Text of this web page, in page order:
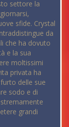
settore la
sfide. Crystal
da
che ha dovuto
e la sua
moltissimi
privata ha
delle sue
sodo e di
grandi